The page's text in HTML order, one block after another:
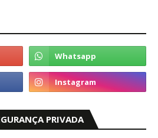
PRIVADA